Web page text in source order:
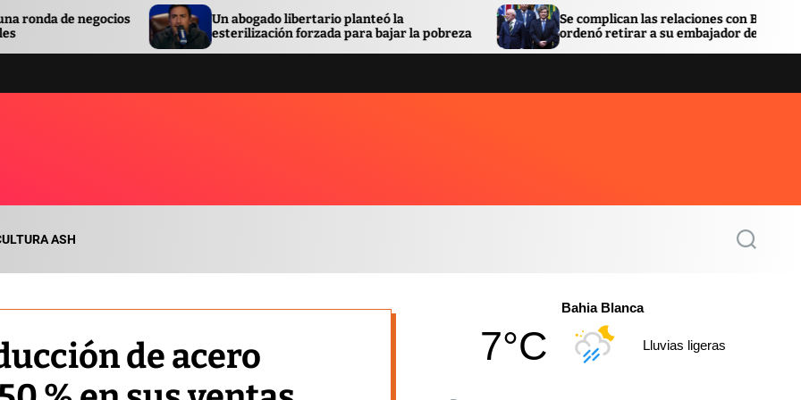
Un abogado libertario planteó la
esterilización forzada para bajar la pobreza
Se complican las relaciones con Brasil: Lula
ordenó retirar a su embajador de Argentina
ASH
S
de acero
Bahia Blanca
7°C Lluvias ligeras